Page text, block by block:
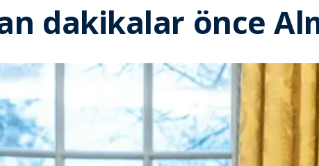
dakikalar önce